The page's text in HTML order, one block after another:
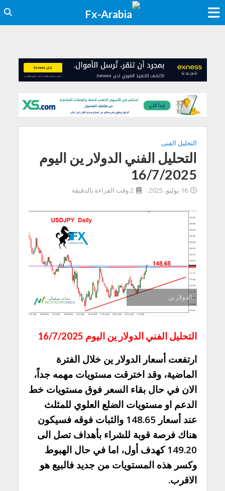
التحليل الفنى
التحليل الفني الدولار ين اليوم
16/7/2025
16 يوليو، 2025 2 وقت القراءة بالدقيقة
الدولار ين
التحليل الفني الدولار ين اليوم 16/7/2025
ارتفعت أسعار الدولار ين خلال الفترة
الماضية، وقد اخترقت مستويات مهمه جداً،
الان في حال بقاء السعر فوق مستويات خط
الدعم او مستويات الضلع العلوي للمثلث
عند أسعار 148.65 والثبات فوقه فسيكون
هناك فرصة قوبة للشراء بأهداف تصل الى
149.20 كهدف أول، اما في حال الهبوط
وكسر هذه المستويات من جديد فالبيع هو
الاقرب.